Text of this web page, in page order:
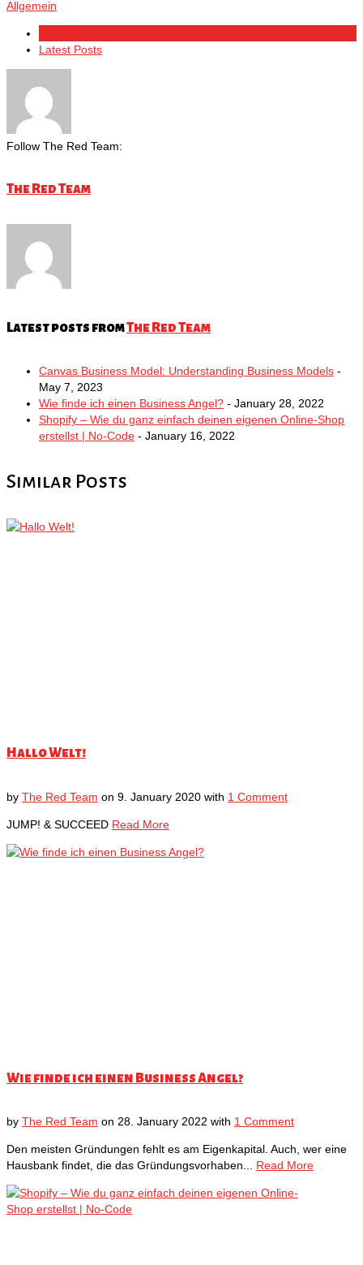
Allgemein
Latest Posts
Follow The Red Team:
The Red Team
Latest posts fromThe Red Team
Canvas Business Model: Understanding Business Models -
May 7, 2023
Wie finde ich einen Business Angel? - January 28, 2022
Shopify – Wie du ganz einfach deinen eigenen Online-Shop
erstellst | No-Code - January 16, 2022
Similar Posts
Hallo Welt!
by The Red Team on 9. January 2020 with 1 Comment
JUMP! & SUCCEED Read More
Wie finde ich einen Business Angel?
by The Red Team on 28. January 2022 with 1 Comment
Den meisten Gründungen fehlt es am Eigenkapital. Auch, wer eine
Hausbank findet, die das Gründungsvorhaben... Read More